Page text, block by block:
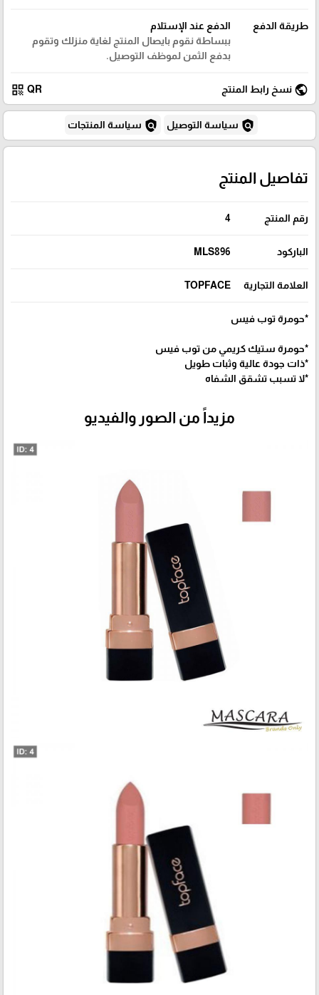
طريقة الدفع
الدفع عند الإستلام
ببساطة نقوم بايصال المنتج لغاية منزلك وتقوم
بدفع الثمن لموظف التوصيل.
public نسخ رابط المنتج QR
qr_code
policy سياسة التوصيل policy سياسة المنتجات
تفاصيل المنتج
رقم المنتج 4
الباركود MLS896
العلامة التجارية TOPFACE
*حومرة توب فيس
*حومرة ستيك كريمي من توب فيس
*ذات جودة عالية وثبات طويل
*لا تسبب تشقق الشفاه
مزيداً من الصور والفيديو